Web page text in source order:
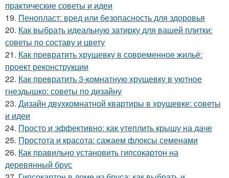
практические советы и идеи
19. Пенопласт: вред или безопасность для здоровья
20. Как выбрать идеальную затирку для вашей плитки:
советы по составу и цвету
21. Как превратить хрущевку в современное жильё:
проект реконструкции
22. Как превратить 3-комнатную хрущевку в уютное
гнездышко: советы по дизайну
23. Дизайн двухкомнатной квартиры в хрущевке: советы
и идеи
24. Просто и эффективно: как утеплить крышу на даче
25. Простота и красота: сажаем флоксы семенами
26. Как правильно установить гипсокартон на
деревянный брус